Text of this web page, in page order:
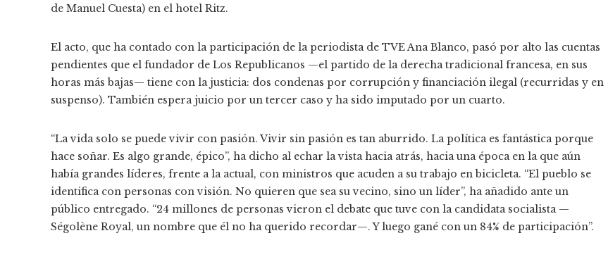
de Manuel Cuesta) en el hotel Ritz.
El acto, que ha contado con la participación de la periodista de TVE Ana Blanco, pasó por alto las cuentas
pendientes que el fundador de Los Republicanos —el partido de la derecha tradicional francesa, en sus
horas más bajas— tiene con la justicia: dos condenas por corrupción y financiación ilegal (recurridas y en
suspenso). También espera juicio por un tercer caso y ha sido imputado por un cuarto.
“La vida solo se puede vivir con pasión. Vivir sin pasión es tan aburrido. La política es fantástica porque
hace soñar. Es algo grande, épico”, ha dicho al echar la vista hacia atrás, hacia una época en la que aún
había grandes líderes, frente a la actual, con ministros que acuden a su trabajo en bicicleta. “El pueblo se
identifica con personas con visión. No quieren que sea su vecino, sino un líder”, ha añadido ante un
público entregado. “24 millones de personas vieron el debate que tuve con la candidata socialista —
Ségolène Royal, un nombre que él no ha querido recordar—. Y luego gané con un 84% de participación”.